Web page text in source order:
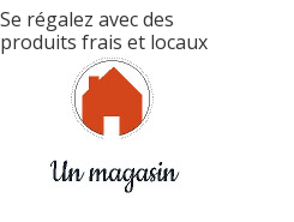
Se régalez avec des
produits frais et locaux